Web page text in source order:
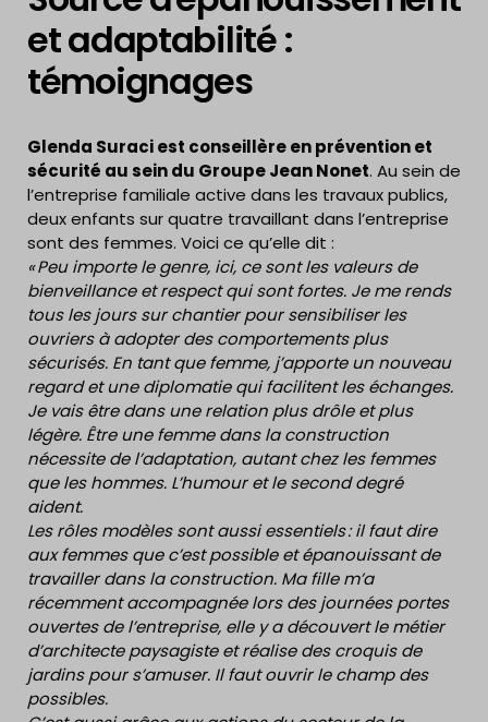
et adaptabilité :
témoignages
Glenda Suraci est conseillère en prévention et
sécurité au sein du Groupe Jean Nonet. Au sein de
l’entreprise familiale active dans les travaux publics,
deux enfants sur quatre travaillant dans l’entreprise
sont des femmes. Voici ce qu’elle dit :
« Peu importe le genre, ici, ce sont les valeurs de
bienveillance et respect qui sont fortes. Je me rends
tous les jours sur chantier pour sensibiliser les
ouvriers à adopter des comportements plus
sécurisés. En tant que femme, j’apporte un nouveau
regard et une diplomatie qui facilitent les échanges.
Je vais être dans une relation plus drôle et plus
légère. Être une femme dans la construction
nécessite de l’adaptation, autant chez les femmes
que les hommes. L’humour et le second degré
aident.
Les rôles modèles sont aussi essentiels : il faut dire
aux femmes que c’est possible et épanouissant de
travailler dans la construction. Ma fille m’a
récemment accompagnée lors des journées portes
ouvertes de l’entreprise, elle y a découvert le métier
d’architecte paysagiste et réalise des croquis de
jardins pour s’amuser. Il faut ouvrir le champ des
possibles.